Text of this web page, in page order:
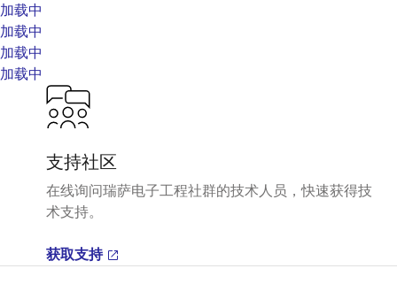
加载中
加载中
加载中
加载中
支持社区
在线询问瑞萨电子工程社群的技术人员，快速获得技
术支持。
获取支持